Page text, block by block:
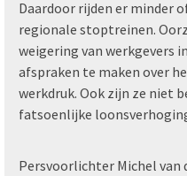
Daardoor rijden er minder
regionale stoptreinen.
weigering van werkgevers
afspraken te maken over
werkdruk. Ook zijn ze niet
fatsoenlijke
Persvoorlichter Michel van